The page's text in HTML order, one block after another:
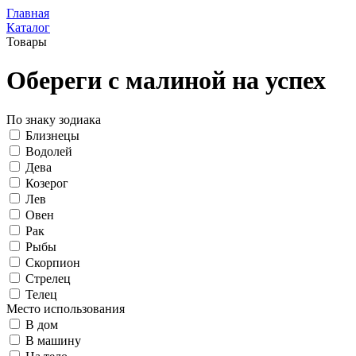
Главная
Каталог
Товары
Обереги с малиной на успех
По знаку зодиака
Близнецы
Водолей
Дева
Козерог
Лев
Овен
Рак
Рыбы
Скорпион
Стрелец
Телец
Место использования
В дом
В машину